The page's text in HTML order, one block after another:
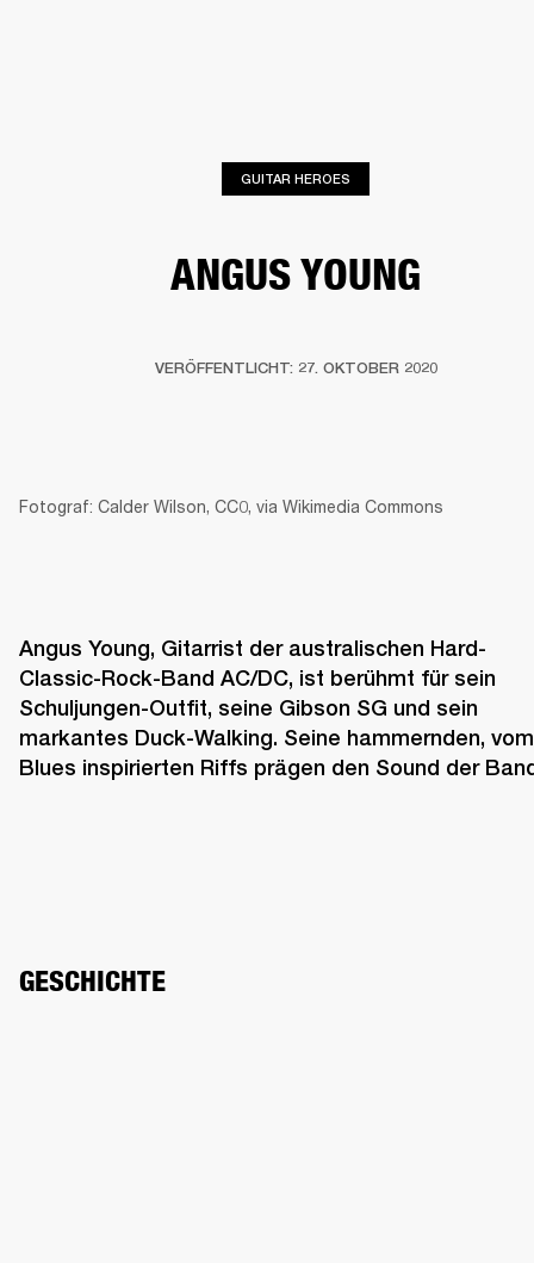
GUITAR HEROES
ANGUS YOUNG
VERÖFFENTLICHT: 27. OKTOBER 2020
Fotograf: Calder Wilson, CC0, via Wikimedia Commons
Angus Young, Gitarrist der australischen Hard-
Classic-Rock-Band AC/DC, ist berühmt für sein
Schuljungen-Outfit, seine Gibson SG und sein
markantes Duck-Walking. Seine hammernden, vom
Blues inspirierten Riffs prägen den Sound der